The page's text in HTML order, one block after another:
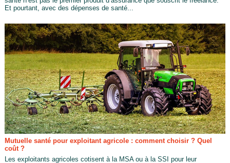
Et pourtant, avec des dépenses de santé...
Mutuelle santé pour exploitant agricole : comment choisir ? Quel
coût ?
Les exploitants agricoles cotisent à la MSA ou à la SSI pour leur